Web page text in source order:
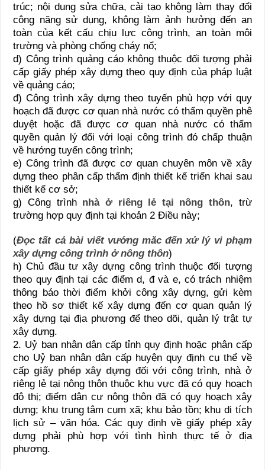
trúc; nội dung sửa chữa, cải tạo không làm thay đổi
công năng sử dụng, không làm ảnh hưởng đến an
toàn của kết cấu chịu lực công trình, an toàn môi
trường và phòng chống cháy nổ;
d) Công trình quảng cáo không thuộc đối tượng phải
cấp giấy phép xây dựng theo quy định của pháp luật
về quảng cáo;
đ) Công trình xây dựng theo tuyến phù hợp với quy
hoạch đã được cơ quan nhà nước có thẩm quyền phê
duyệt hoặc đã được cơ quan nhà nước có thẩm
quyền quản lý đối với loại công trình đó chấp thuận
về hướng tuyến công trình;
e) Công trình đã được cơ quan chuyên môn về xây
dựng theo phân cấp thẩm định thiết kế triển khai sau
thiết kế cơ sở;
g) Công trình nhà ở riêng lẻ tại nông thôn, trừ
trường hợp quy định tại khoản 2 Điều này;
(Đọc tất cả bài viết vướng măc đến xử lý vi phạm
xây dựng công trình ở nông thôn)
h) Chủ đầu tư xây dựng công trình thuộc đối tượng
theo quy định tại các điểm d, đ và e, có trách nhiệm
thông báo thời điểm khởi công xây dựng, gửi kèm
theo hồ sơ thiết kế xây dựng đến cơ quan quản lý
xây dựng tại địa phương để theo dõi, quản lý trật tự
xây dựng.
2. Uỷ ban nhân dân cấp tỉnh quy định hoặc phân cấp
cho Uỷ ban nhân dân cấp huyện quy định cụ thể về
cấp giấy phép xây dựngđối với công trình, nhà ở
riêng lẻ tại nông thôn thuộc khu vực đã có quy hoạch
đô thị; điểm dân cư nông thôn đã có quy hoạch xây
dựng; khu trung tâm cụm xã; khu bảo tồn; khu di tích
lịch sử – văn hóa. Các quy định về giấy phép xây
dựng phải phù hợp với tình hình thực tế ở địa
phương.